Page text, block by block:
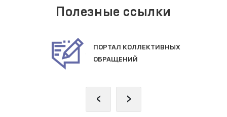
Полезные ссылки
ПОРТАЛ КОЛЛЕКТИВНЫХ
ОБРАЩЕНИЙ
‹ ›